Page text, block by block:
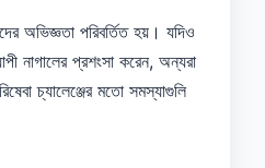
অভিজ্ঞতা পরিবর্তিত হয়। যদিও
নাগালের প্রশংসা করেন, অন্যরা
চ্যালেঞ্জের মতো সমস্যাগুলি